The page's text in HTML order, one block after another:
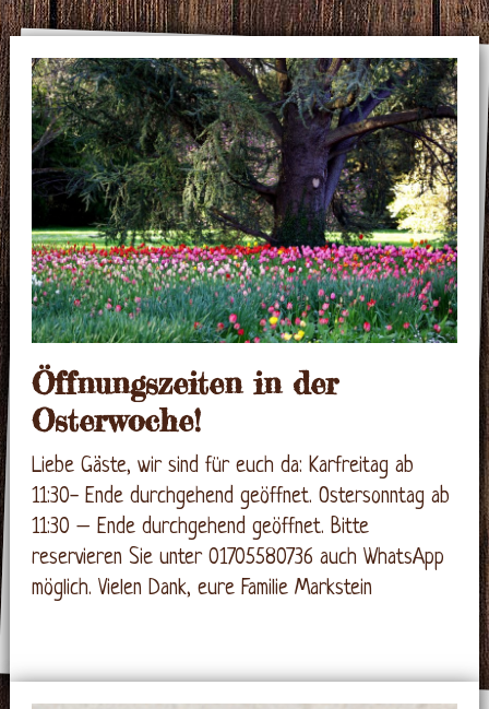
Öffnungszeiten in der
Osterwoche!
Liebe Gäste, wir sind für euch da: Karfreitag ab
11:30- Ende durchgehend geöffnet. Ostersonntag ab
11:30 – Ende durchgehend geöffnet. Bitte
reservieren Sie unter 01705580736 auch WhatsApp
möglich. Vielen Dank, eure Familie Markstein